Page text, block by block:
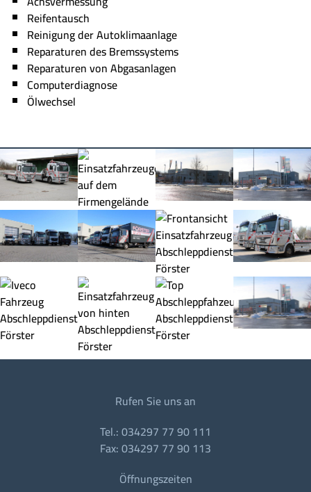
Reifentausch
Reinigung der Autoklimaanlage
Reparaturen des Bremssystems
Reparaturen von Abgasanlagen
Computerdiagnose
Ölwechsel
Rufen Sie uns an
Tel.: 034297 77 90 111
Fax: 034297 77 90 113
Öffnungszeiten